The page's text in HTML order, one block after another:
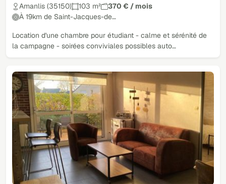
Amanlis (35150) 103 m²
370 € / mois
À 19km de Saint-Jacques-de…
Location d'une chambre pour étudiant - calme et sérénité de
la campagne - soirées conviviales possibles auto…